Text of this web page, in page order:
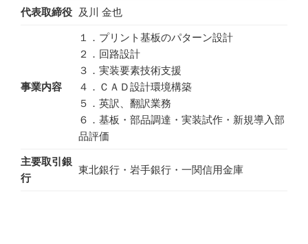
代表取締役 及川 金也
事業内容
１．プリント基板のパターン設計
２．回路設計
３．実装要素技術支援
４．ＣＡＤ設計環境構築
５．英訳、翻訳業務
６．基板・部品調達・実装試作・新規導入部
品評価
主要取引銀
行
東北銀行・岩手銀行・一関信用金庫